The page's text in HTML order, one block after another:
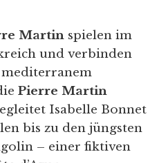
Martin spielen im
und verbinden
Pierre Martin
Isabelle Bonnet
bis zu den jüngsten
– einer fiktiven